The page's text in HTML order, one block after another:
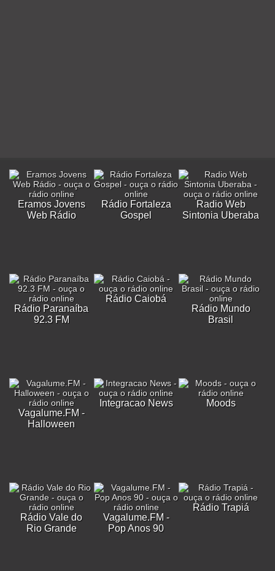
Eramos Jovens
Web Rádio
Rádio Fortaleza
Gospel
Radio Web
Sintonia Uberaba
Rádio Paranaíba
92.3 FM
Rádio Caiobá
Rádio Mundo
Brasil
Vagalume.FM -
Halloween
Integracao News Moods
Rádio Vale do
Rio Grande
Vagalume.FM -
Pop Anos 90
Rádio Trapiá